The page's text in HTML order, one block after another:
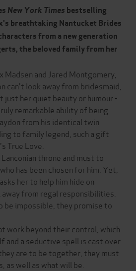
New York Times bestselling
breathtaking Nantucket Brides
from a new generation
the beloved family from her
and Jared Montgomery,
can't look away from bridesmaid,
just her quiet beauty or humour -
remarkable ability of being
from his identical twin
to family legend, such a gift
True Love.
throne and must to
has been chosen for him. Yet,
her to help him hide on
from regal responsibilities.
be impossible, they promise to
work beyond their control, which
and a seductive spell is cast over
are to be together, they must
as well as what will be.